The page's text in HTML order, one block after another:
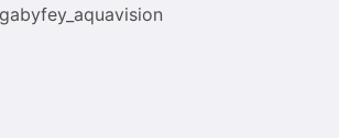
gabyfey_aquavision